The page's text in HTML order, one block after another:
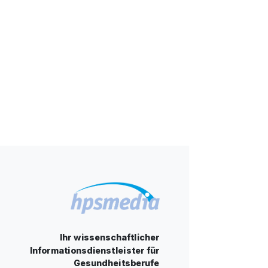
Ihr wissenschaftlicher
Informationsdienstleister für
Gesundheitsberufe